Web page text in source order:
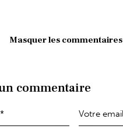
Masquer les commentaires
commentaire